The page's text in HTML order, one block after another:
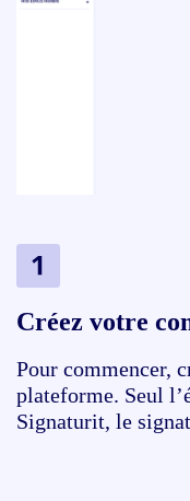
Créez votre
Pour commencer,
plateforme. Seul
Signaturit, le